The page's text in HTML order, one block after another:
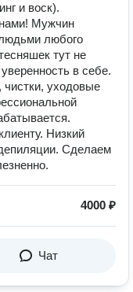
и воск).
Мужчин
любого
тут не
в себе.
уходовые
Низкий
Сделаем
4000 ₽
Чат